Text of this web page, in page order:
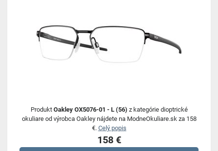
Produkt Oakley OX5076-01 - L (56) z kategórie dioptrické
okuliare od výrobca Oakley nájdete na ModneOkuliare.sk za 158
€. Celý popis
158 €